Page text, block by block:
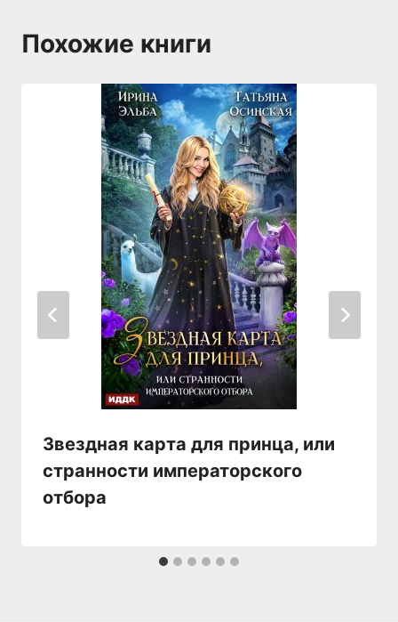
Похожие книги
Звездная карта для принца, или
странности императорского
отбора